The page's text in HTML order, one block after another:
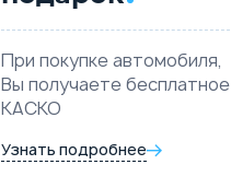
При покупке автомобиля,
Вы получаете бесплатное
КАСКО
Узнать подробнее